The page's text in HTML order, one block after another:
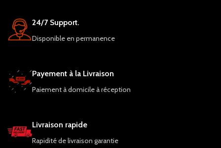
24/7 Support.
Disponible en permanence
Payement à la Livraison
Paiement à domicile à réception
Livraison rapide
Rapidité de livraison garantie